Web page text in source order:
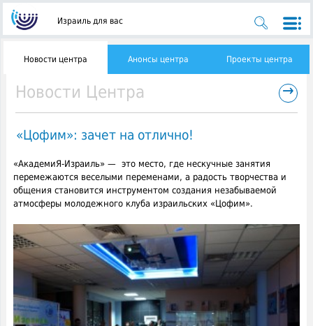
Израиль для вас
Новости центра Анонсы центра Проекты центра
Новости Центра →
«Цофим»: зачет на отлично!
«АкадемиЯ-Израиль» — это место, где нескучные занятия
перемежаются веселыми переменами, а радость творчества и
общения становится инструментом создания незабываемой
атмосферы молодежного клуба израильских «Цофим».